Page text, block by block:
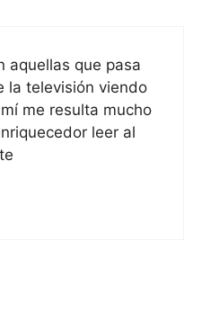
aquellas que pasa
la televisión viendo
me resulta mucho
leer al